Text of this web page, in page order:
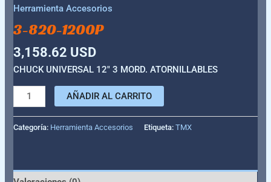
Herramienta Accesorios
3-820-1200P
3,158.62 USD
CHUCK UNIVERSAL 12″ 3 MORD. ATORNILLABLES
AÑADIR AL CARRITO
Categoría: Herramienta Accesorios Etiqueta:TMX